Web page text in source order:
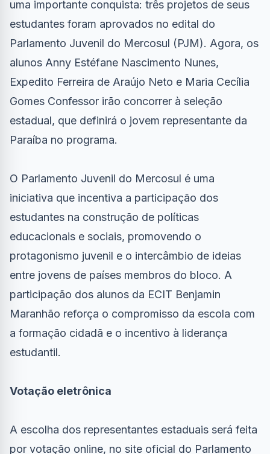
uma importante conquista: três projetos de seus
estudantes foram aprovados no edital do
Parlamento Juvenil do Mercosul (PJM). Agora, os
alunos Anny Estéfane Nascimento Nunes,
Expedito Ferreira de Araújo Neto e Maria Cecília
Gomes Confessor irão concorrer à seleção
estadual, que definirá o jovem representante da
Paraíba no programa.
O Parlamento Juvenil do Mercosul é uma
iniciativa que incentiva a participação dos
estudantes na construção de políticas
educacionais e sociais, promovendo o
protagonismo juvenil e o intercâmbio de ideias
entre jovens de países membros do bloco. A
participação dos alunos da ECIT Benjamin
Maranhão reforça o compromisso da escola com
a formação cidadã e o incentivo à liderança
estudantil.
Votação eletrônica
A escolha dos representantes estaduais será feita
por votação online, no site oficial do Parlamento